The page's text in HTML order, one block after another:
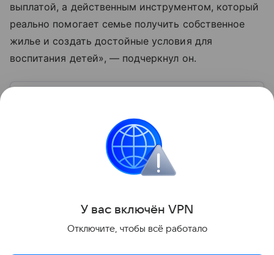
выплатой, а действенным инструментом, который
реально помогает семье получить собственное
жилье и создать достойные условия для
воспитания детей», — подчеркнул он.
В статье рассмотрим, что скрывается за понятием
капитала, какие его виды существуют и как им
грамотно управлять.
Поделиться
У вас включён VPN
Отключите, чтобы всё работало